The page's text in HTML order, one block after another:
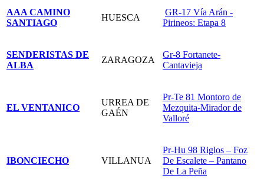
AAA CAMINO
SANTIAGO
HUESCA
GR-17 Vía Arán -
Pirineos: Etapa 8
SENDERISTAS DE
ALBA
ZARAGOZA
Gr-8 Fortanete-
Cantavieja
EL VENTANICO
URREA DE
GAÉN
Pr-Te 81 Montoro de
Mezquita-Mirador de
Valloré
IBONCIECHO VILLANUA
Pr-Hu 98 Riglos – Foz
De Escalete – Pantano
De La Peña